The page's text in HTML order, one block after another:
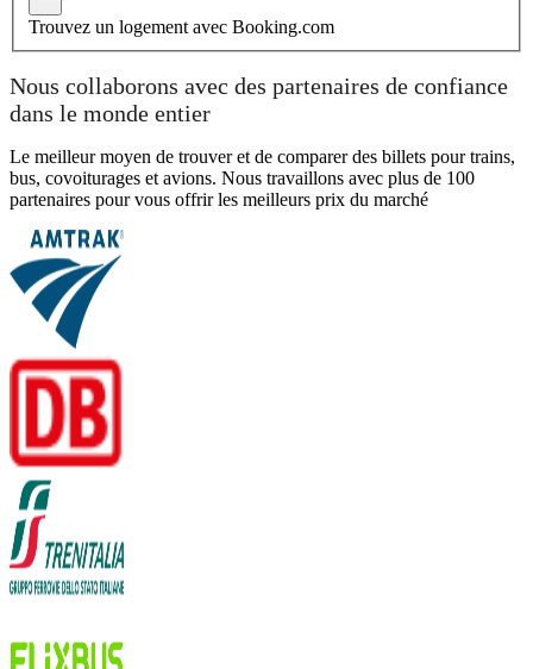
Trouvez un logement avec Booking.com
Nous collaborons avec des partenaires de confiance
dans le monde entier
Le meilleur moyen de trouver et de comparer des billets pour trains,
bus, covoiturages et avions. Nous travaillons avec plus de 100
partenaires pour vous offrir les meilleurs prix du marché